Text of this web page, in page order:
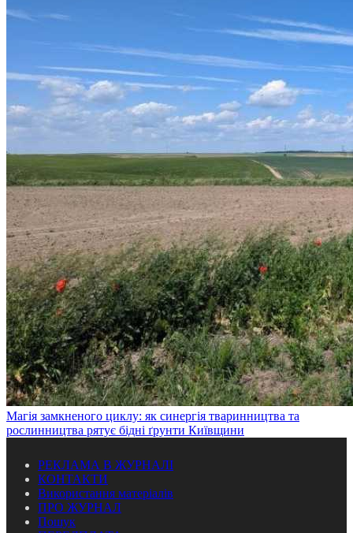
Магія замкненого циклу: як синергія тваринництва та
рослинництва рятує бідні ґрунти Київщини
РЕКЛАМА В ЖУРНАЛІ
КОНТАКТИ
Використання матеріалів
ПРО ЖУРНАЛ
Пошук